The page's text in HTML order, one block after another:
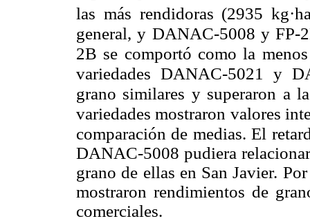
las más rendidoras (2935
general, y DANAC-5008 y FP-
2B se comportó como la
variedades DANAC-5021 y
grano similares y superaron a
variedades mostraron valores
comparación de medias. El
DANAC-5008 pudiera
grano de ellas en San Javier.
mostraron rendimientos de
comerciales.